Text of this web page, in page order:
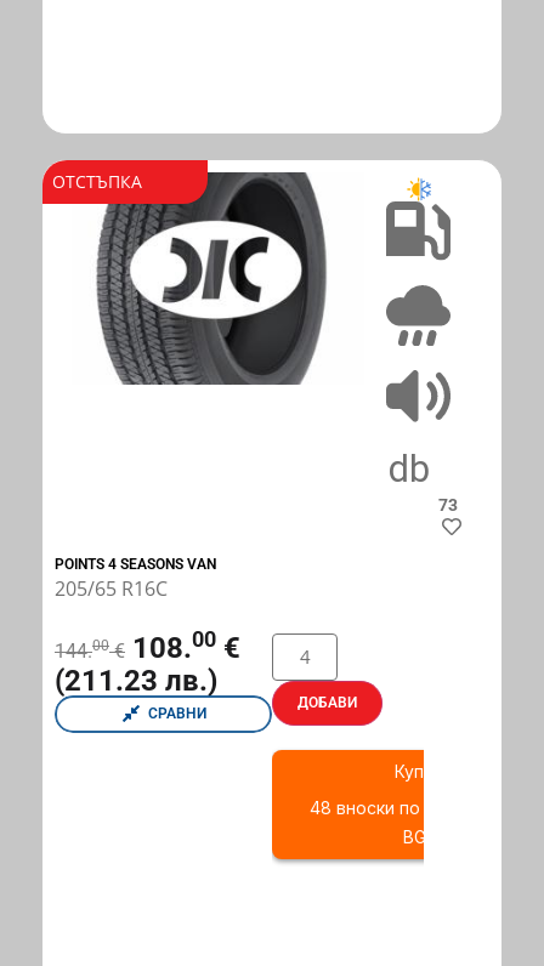
ОТСТЪПКА
73
POINTS 4 SEASONS VAN
205/65 R16C
144.00 € 108.00 €
(211.23 лв.)
СРАВНИ
ДОБАВИ
Купи с
48 вноски по 2.05 EUR (4.01
BGN)